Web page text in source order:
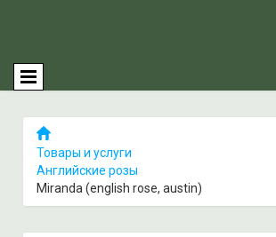
Товары и услуги
Английские розы
Miranda (english rose, austin)